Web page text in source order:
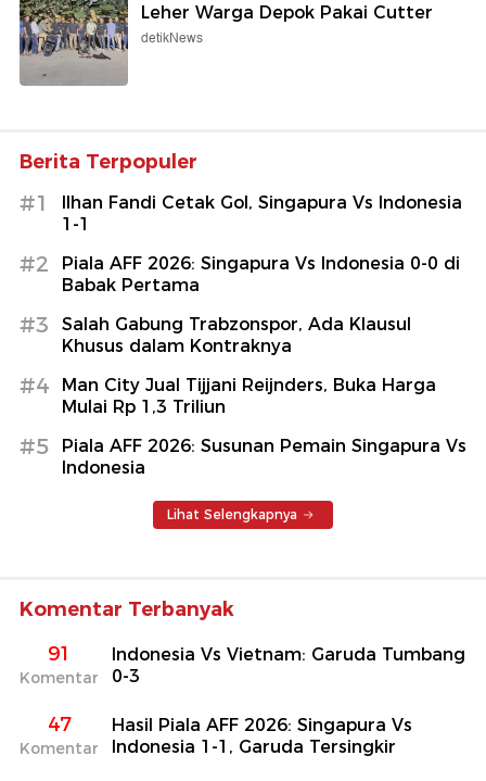
Leher Warga Depok Pakai Cutter
detikNews
Berita Terpopuler
#1
Ilhan Fandi Cetak Gol, Singapura Vs Indonesia
1-1
#2
Piala AFF 2026: Singapura Vs Indonesia 0-0 di
Babak Pertama
#3
Salah Gabung Trabzonspor, Ada Klausul
Khusus dalam Kontraknya
#4
Man City Jual Tijjani Reijnders, Buka Harga
Mulai Rp 1,3 Triliun
#5
Piala AFF 2026: Susunan Pemain Singapura Vs
Indonesia
Lihat Selengkapnya
Komentar Terbanyak
91
Komentar
Indonesia Vs Vietnam: Garuda Tumbang
0-3
47
Komentar
Hasil Piala AFF 2026: Singapura Vs
Indonesia 1-1, Garuda Tersingkir